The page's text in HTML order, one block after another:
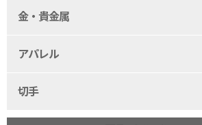
金・貴金属
アパレル
切手